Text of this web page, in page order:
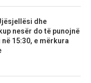
dhe
nesër do të punojnë
15:30, e mërkura